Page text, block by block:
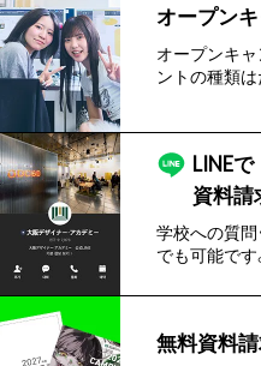
オープン
オープンキ
ントの種類は
LINEで
資料請
学校への質問
でも可能です
無料資料